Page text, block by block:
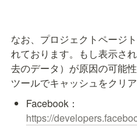
なお、プロジェクトページ
れております。もし表示さ
去のデータ）が原因の可能
ツールでキャッシュをクリ
Facebook：
https://